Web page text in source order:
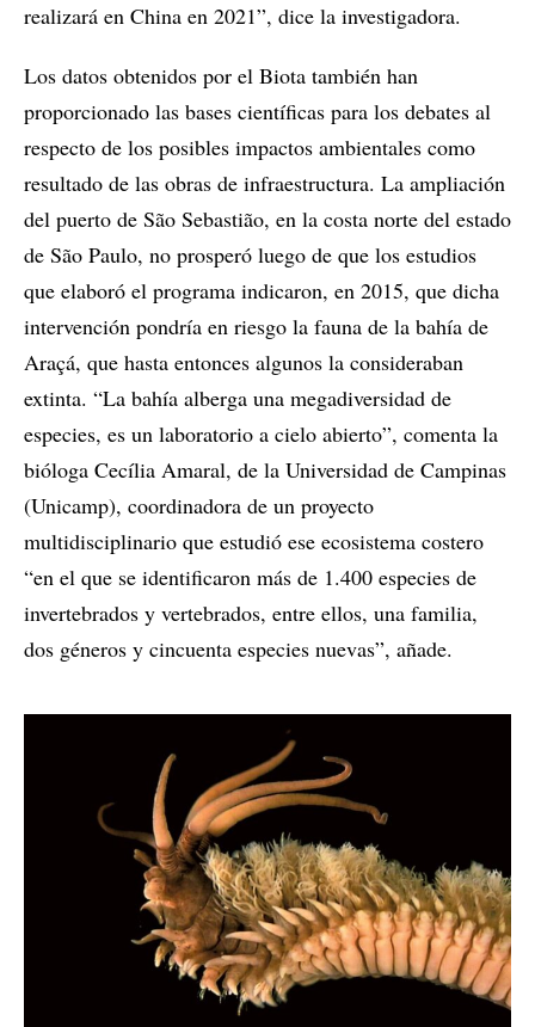
realizará en China en 2021”, dice la investigadora.
Los datos obtenidos por el Biota también han
proporcionado las bases científicas para los debates al
respecto de los posibles impactos ambientales como
resultado de las obras de infraestructura. La ampliación
del puerto de São Sebastião, en la costa norte del estado
de São Paulo, no prosperó luego de que los estudios
que elaboró el programa indicaron, en 2015, que dicha
intervención pondría en riesgo la fauna de la bahía de
Araçá, que hasta entonces algunos la consideraban
extinta. “La bahía alberga una megadiversidad de
especies, es un laboratorio a cielo abierto”, comenta la
bióloga Cecília Amaral, de la Universidad de Campinas
(Unicamp), coordinadora de un proyecto
multidisciplinario que estudió ese ecosistema costero
“en el que se identificaron más de 1.400 especies de
invertebrados y vertebrados, entre ellos, una familia,
dos géneros y cincuenta especies nuevas”, añade.